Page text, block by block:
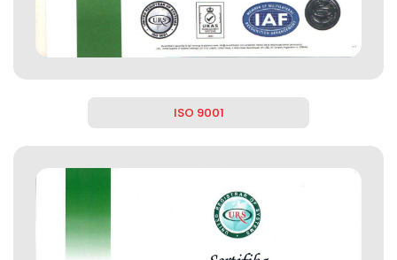
ISO 9001